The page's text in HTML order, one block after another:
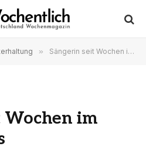
» Sängerin seit Wochen im Krankenhaus
Wochen im